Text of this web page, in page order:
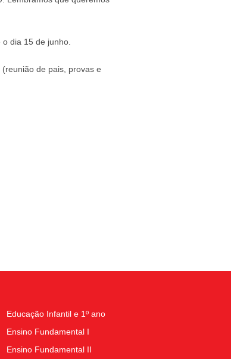
dia 15 de junho.
de pais, provas e
Educação Infantil e 1º ano
Ensino Fundamental I
Ensino Fundamental II